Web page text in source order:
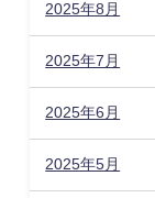
2025年8月
2025年7月
2025年6月
2025年5月